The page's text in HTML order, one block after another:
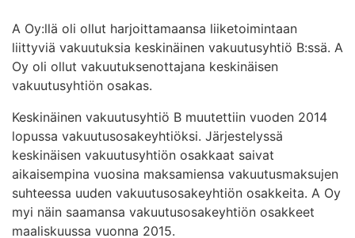
A Oy:llä oli ollut harjoittamaansa liiketoimintaan
liittyviä vakuutuksia keskinäinen vakuutusyhtiö B:ssä. A
Oy oli ollut vakuutuksenottajana keskinäisen
vakuutusyhtiön osakas.
Keskinäinen vakuutusyhtiö B muutettiin vuoden 2014
lopussa vakuutusosakeyhtiöksi. Järjestelyssä
keskinäisen vakuutusyhtiön osakkaat saivat
aikaisempina vuosina maksamiensa vakuutusmaksujen
suhteessa uuden vakuutusosakeyhtiön osakkeita. A Oy
myi näin saamansa vakuutusosakeyhtiön osakkeet
maaliskuussa vuonna 2015.